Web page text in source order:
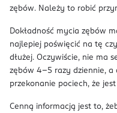
zębów. Należy to robić
Dokładność mycia zębów
najlepiej poświęcić na tę
dłużej. Oczywiście, nie ma
zębów 4–5 razy dziennie,
przekonanie pociech, że
Cenną informacją jest to,